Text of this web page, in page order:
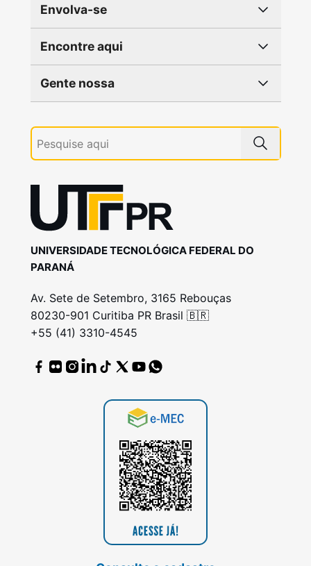
Envolva-se
Encontre aqui
Gente nossa
UNIVERSIDADE TECNOLÓGICA FEDERAL DO
PARANÁ
Av. Sete de Setembro, 3165 Rebouças
80230-901 Curitiba PR Brasil 🇧🇷
+55 (41) 3310-4545